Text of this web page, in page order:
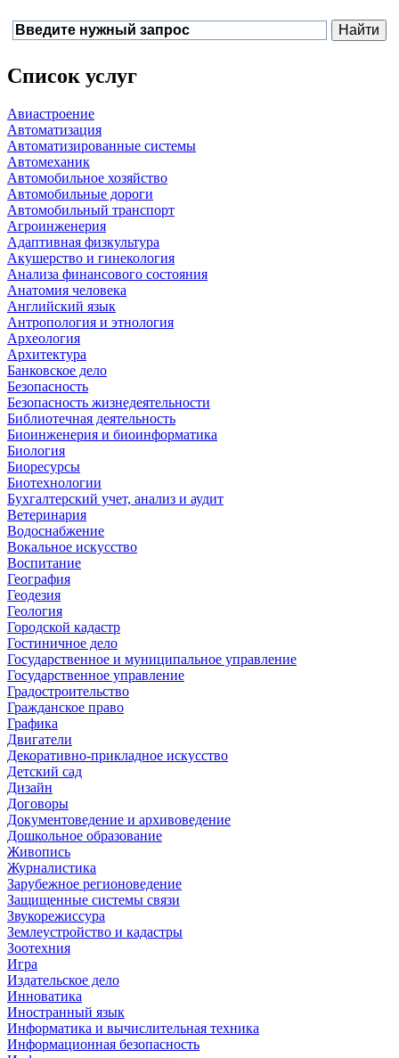
Список услуг
Авиастроение
Автоматизация
Автоматизированные системы
Автомеханик
Автомобильное хозяйство
Автомобильные дороги
Автомобильный транспорт
Агроинженерия
Адаптивная физкультура
Акушерство и гинекология
Анализа финансового состояния
Анатомия человека
Английский язык
Антропология и этнология
Археология
Архитектура
Банковское дело
Безопасность
Безопасность жизнедеятельности
Библиотечная деятельность
Биоинженерия и биоинформатика
Биология
Биоресурсы
Биотехнологии
Бухгалтерский учет, анализ и аудит
Ветеринария
Водоснабжение
Вокальное искусство
Воспитание
География
Геодезия
Геология
Городской кадастр
Гостиничное дело
Государственное и муниципальное управление
Государственное управление
Градостроительство
Гражданское право
Графика
Двигатели
Декоративно-прикладное искусство
Детский сад
Дизайн
Договоры
Документоведение и архивоведение
Дошкольное образование
Живопись
Журналистика
Зарубежное регионоведение
Защищенные системы связи
Звукорежиссура
Землеустройство и кадастры
Зоотехния
Игра
Издательское дело
Инноватика
Иностранный язык
Информатика и вычислительная техника
Информационная безопасность